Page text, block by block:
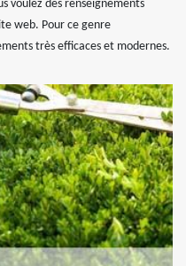
voulez des renseignements
web. Pour ce genre
très efficaces et modernes.